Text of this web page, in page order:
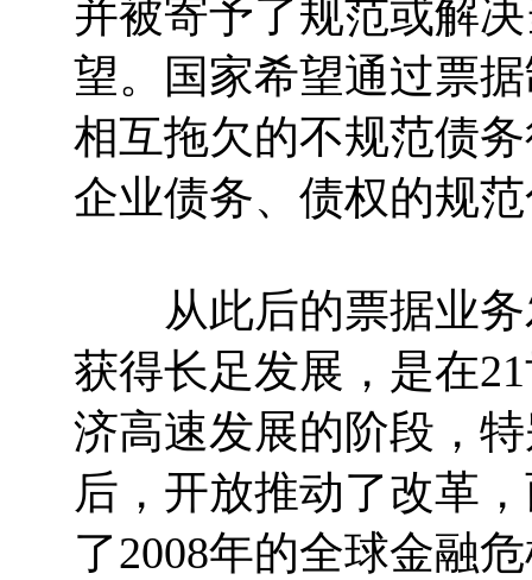
并被寄予了规范或解
望。国家希望通过票
相互拖欠的不规范债
企业债务、债权的规
从此后的票据业务
获得长足发展，是在
济高速发展的阶段，
后，开放推动了改革
了2008年的全球金融